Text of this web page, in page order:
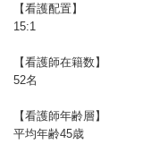
【看護配置】
15:1
【看護師在籍数】
52名
【看護師年齢層】
平均年齢45歳